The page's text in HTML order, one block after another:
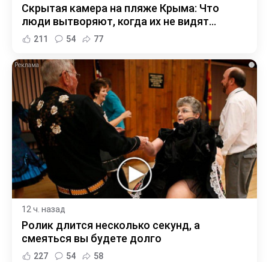
Скрытая камера на пляже Крыма: Что
люди вытворяют, когда их не видят...
211 54 77
i
12 ч. назад
Ролик длится несколько секунд, а
смеяться вы будете долго
227 54 58